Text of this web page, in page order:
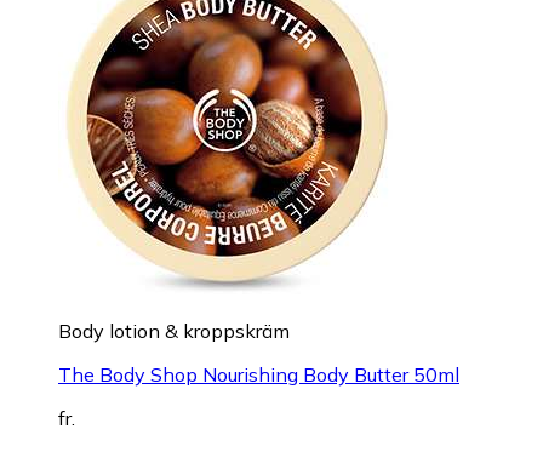
Body lotion & kroppskräm
The Body Shop Nourishing Body Butter 50ml
fr.